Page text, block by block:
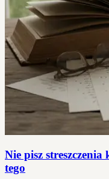
Nie pisz
tego